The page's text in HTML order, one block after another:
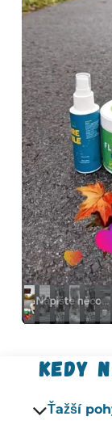
kedy
Ťažší